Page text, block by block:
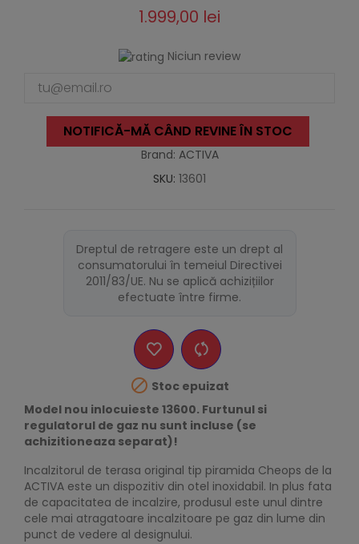
1.999,00 lei
Niciun review
NOTIFICĂ-MĂ CÂND REVINE ÎN STOC
Brand: ACTIVA
SKU: 13601
Dreptul de retragere este un drept al
consumatorului în temeiul Directivei
2011/83/UE. Nu se aplică achizițiilor
efectuate între firme.
 Stoc epuizat
Model nou inlocuieste 13600. Furtunul si
regulatorul de gaz nu sunt incluse (se
achizitioneaza separat)!
Incalzitorul de terasa original tip piramida Cheops de la
ACTIVA este un dispozitiv din otel inoxidabil. In plus fata
de capacitatea de incalzire, produsul este unul dintre
cele mai atragatoare incalzitoare pe gaz din lume din
punct de vedere al designului.